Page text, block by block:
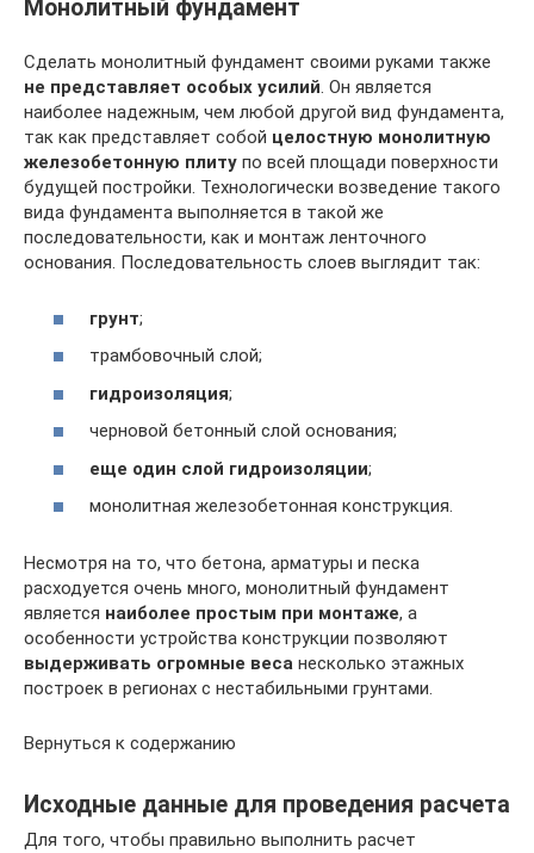
Монолитный фундамент
Сделать монолитный фундамент своими руками также
не представляет особых усилий. Он является
наиболее надежным, чем любой другой вид фундамента,
так как представляет собой целостную монолитную
железобетонную плиту по всей площади поверхности
будущей постройки. Технологически возведение такого
вида фундамента выполняется в такой же
последовательности, как и монтаж ленточного
основания. Последовательность слоев выглядит так:
грунт;
трамбовочный слой;
гидроизоляция;
черновой бетонный слой основания;
еще один слой гидроизоляции;
монолитная железобетонная конструкция.
Несмотря на то, что бетона, арматуры и песка
расходуется очень много, монолитный фундамент
является наиболее простым при монтаже, а
особенности устройства конструкции позволяют
выдерживать огромные веса несколько этажных
построек в регионах с нестабильными грунтами.
Вернуться к содержанию
Исходные данные для проведения расчета
Для того, чтобы правильно выполнить расчет